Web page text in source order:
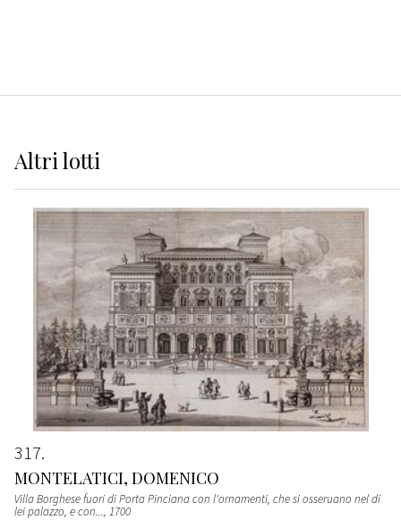
Altrilotti
317
MONTELATICI, DOMENICO
Villa Borghese fuori di Porta Pinciana con l'ornamenti, che si osseruano nel di
lei palazzo, e con..., 1700